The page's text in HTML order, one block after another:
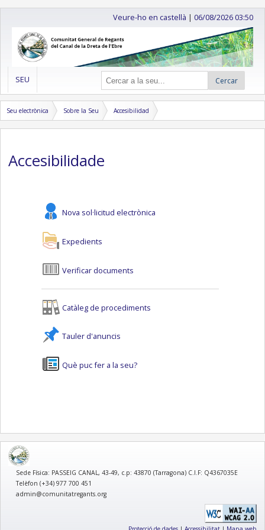
Veure-ho en castellà |06/08/2026 03:50
SEU Cercar
Seu electrònica Sobre la Seu Accesibilidad
Accesibilidade
Nova sol·licitud electrònica
Expedients
Verificar documents
Catàleg de procediments
Tauler d'anuncis
Què puc fer a la seu?
logo
Sede Física: PASSEIG CANAL, 43-49, c.p: 43870 (Tarragona) C.I.F: Q4367035E
Telèfon (+34) 977 700 451
admin@comunitatregants.org